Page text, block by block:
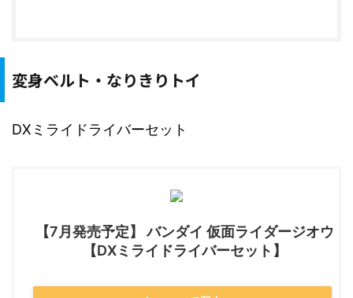
変身ベルト・なりきりトイ
DXミライドライバーセット
【7月発売予定】 バンダイ 仮面ライダージオウ
【DXミライドライバーセット】